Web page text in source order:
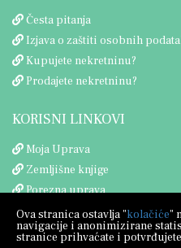
Česta pitanja
Izjava o zaštiti osobnih
Kupujete nekretninu?
Prodajete nekretninu?
KORISNI LINKOVI
Moja Uprava
Zemljišne knjige
Porezna uprava
Ova stranica ostavlja "kolačiće"
navigacije i anonimizirane
stranice prihvaćate i